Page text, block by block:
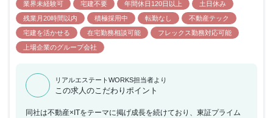
業界未経験可 宅建不要 年間休日120日以上
土日休み
残業月20時間以内
積極採用中 転勤なし
不動産テック
宅建を活かせる
在宅勤務相談可能
フレックス勤務対応可能
上場企業のグループ会社
リアルエステートWORKS担当者より
この求人のこだわりポイント
同社は不動産×ITをテーマに掲げ成長を続けており、東証プライム